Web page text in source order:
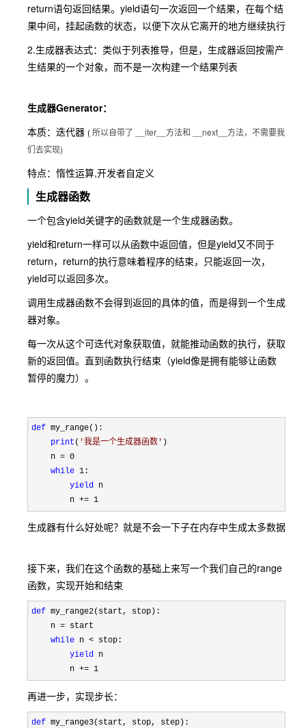
return语句返回结果。yield语句一次返回一个结果，在每个结
果中间，挂起函数的状态，以便下次从它离开的地方继续执行
2.生成器表达式：类似于列表推导，但是，生成器返回按需产
生结果的一个对象，而不是一次构建一个结果列表
生成器Generator：
本质：迭代器 ( 所以自带了 __iter__方法和
__next__方法，不需要我
们去实现)
特点：惰性运算,开发者自定义
生成器函数
一个包含yield关键字的函数就是一个生成器函数。
yield和return一样可以从函数中返回值，但是yield又不同于
return，return的执行意味着程序的结束，只能返回一次，
yield可以返回多次。
调用生成器函数不会得到返回的具体的值，而是得到一个生成
器对象。
每一次从这个可迭代对象获取值，就能推动函数的执行，获取
新的返回值。直到函数执行结束（yield像是拥有能够让函数
暂停的魔力）。
def my_range():
print ( '我是一个生成器函数 ' )
    n
= 0
while 1 :
yield n
        n
+= 1
生成器有什么好处呢？就是不会一下子在内存中生成太多数据
接下来，我们在这个函数的基础上来写一个我们自己的range
函数，实现开始和结束
def my_range2(start, stop):
    n
= start
while n < stop:
yield n
        n
+= 1
再进一步，实现步长：
def my_range3(start, stop, step):